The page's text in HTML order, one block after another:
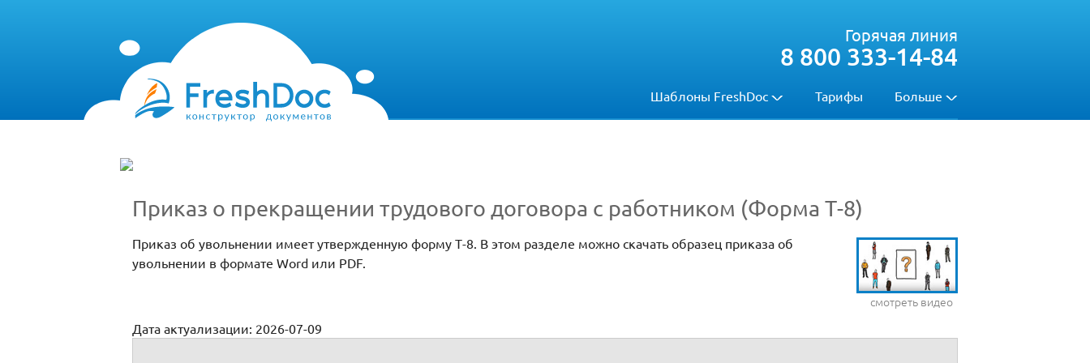
Шаблоны FreshDoc Тарифы Больше
Горячая линия
8 800 333-14-84
Приказ о прекращении трудового договора с работником (Форма Т-8)
смотреть видео
Приказ об увольнении имеет утвержденную форму Т-8. В этом разделе можно скачать образец приказа об
увольнении в формате Word или PDF.
Дата актуализации: 2026-07-09